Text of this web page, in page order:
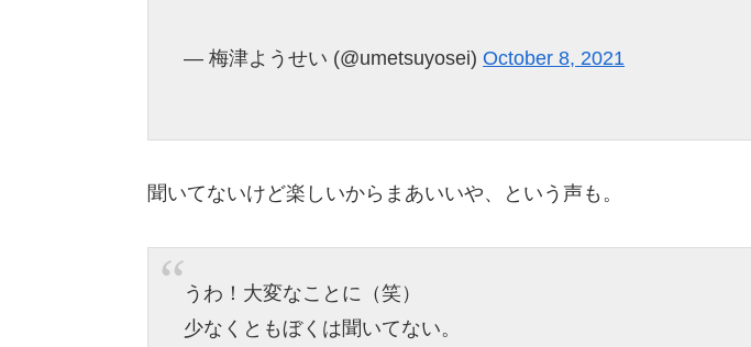
— 梅津ようせい (@umetsuyosei)October 8, 2021
聞いてないけど楽しいからまあいいや、という声も。
うわ！大変なことに（笑）
少なくともぼくは聞いてない。